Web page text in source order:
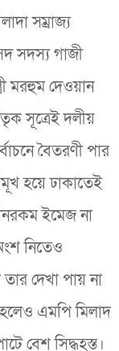
সম্রাজ্য
সদস্য গাজী
মরহুম দেওয়ান
সূত্রেই দলীয়
বৈতরণী পার
হয়ে ঢাকাতেই
ইমেজ না
নিতেও
দেখা পায় না
এমপি মিলাদ
বেশ সিদ্ধহস্ত।